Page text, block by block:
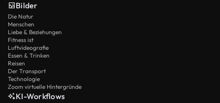
Bilder
Die Natur
Menschen
Liebe & Beziehungen
Fitness ist
Luftvideografie
Essen & Trinken
Reisen
Der Transport
Technologie
Zoom virtuelle Hintergründe
KI-Workflows